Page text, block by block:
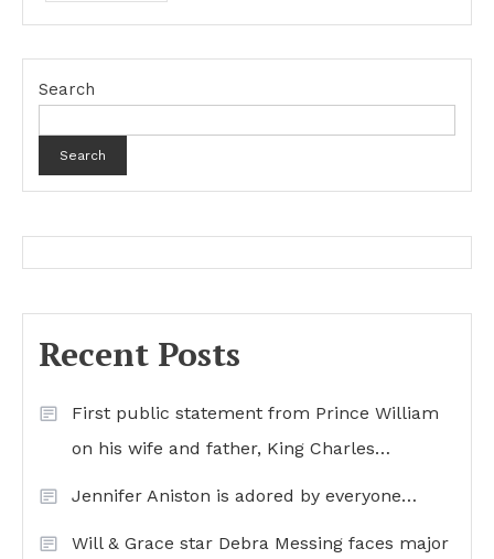
Search
Search
Recent Posts
First public statement from Prince William
on his wife and father, King Charles…
Jennifer Aniston is adored by everyone…
Will & Grace star Debra Messing faces major